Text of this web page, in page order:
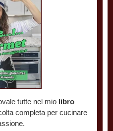
tutte nel mio libro
completa per cucinare